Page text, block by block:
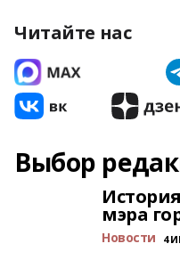
Читайте нас
Выбор
мэра
Новости 4